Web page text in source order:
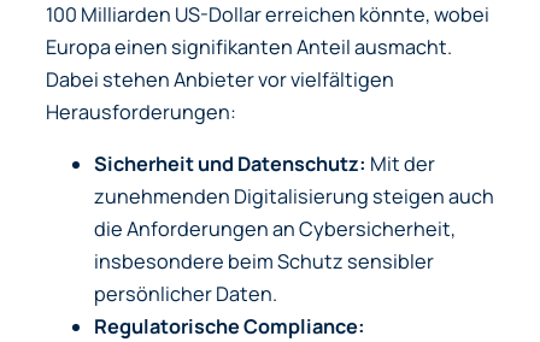
100 Milliarden US-Dollarerreichen könnte, wobei
Europa einen signifikanten Anteil ausmacht.
Dabei stehen Anbieter vor vielfältigen
Herausforderungen:
Sicherheit und Datenschutz: Mit der
zunehmenden Digitalisierung steigen auch
die Anforderungen an Cybersicherheit,
insbesondere beim Schutz sensibler
persönlicher Daten.
Regulatorische Compliance: